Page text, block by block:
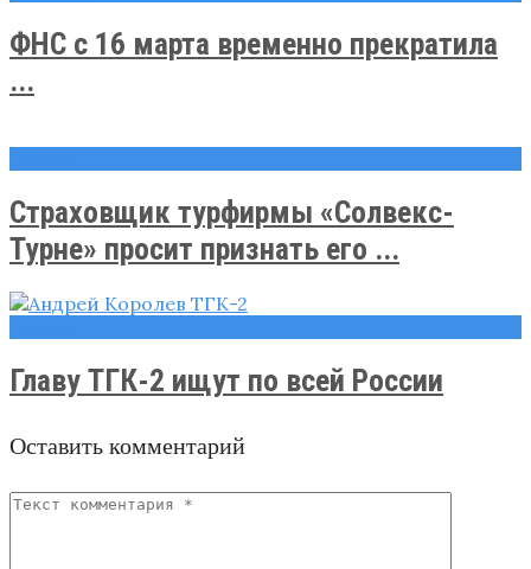
ФНС с 16 марта временно прекратила
...
Страховщик турфирмы «Солвекс-
Турне» просит признать его ...
Главу ТГК-2 ищут по всей России
Оставить комментарий